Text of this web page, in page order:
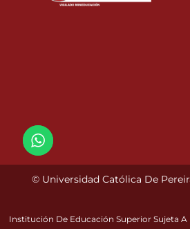
© Universidad Católica De
Institución De Educación Superior Sujeta